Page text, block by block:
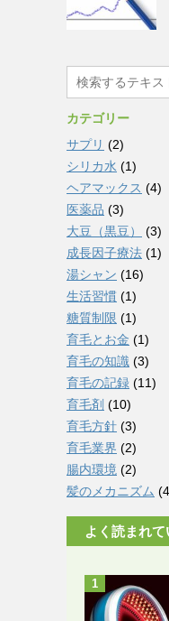
カテゴリー
サプリ (2)
シリカ水 (1)
ヘアマックス (4)
医薬品 (3)
大豆（黒豆）
(3)
成長因子療法 (1)
湯シャン (16)
生活習慣 (1)
糖質制限 (1)
育毛とお金 (1)
育毛の知識 (3)
育毛の記録 (11)
育毛剤 (10)
育毛方針 (3)
育毛業界 (2)
腸内環境 (2)
髪のメカニズム
よく読まれ
1